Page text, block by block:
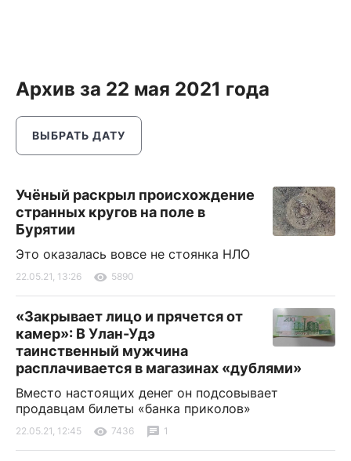
Архив за 22 мая 2021 года
ВЫБРАТЬ ДАТУ
Учёный раскрыл происхождение
странных кругов на поле в
Бурятии
Это оказалась вовсе не стоянка НЛО
22.05.21, 13:26 5890
«Закрывает лицо и прячется от
камер»: В Улан-Удэ
таинственный мужчина
расплачивается в магазинах «дублями»
Вместо настоящих денег он подсовывает
продавцам билеты «банка приколов»
22.05.21, 12:45 7436 1